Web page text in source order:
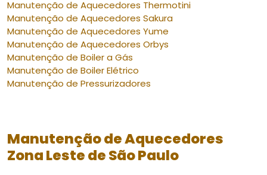
Manutenção de Aquecedores Thermotini
Manutenção de Aquecedores Sakura
Manutenção de Aquecedores Yume
Manutenção de Aquecedores Orbys
Manutenção de Boiler a Gás
Manutenção de Boiler Elétrico
Manutenção de Pressurizadores
Manutenção de Aquecedores
Zona Leste de São Paulo